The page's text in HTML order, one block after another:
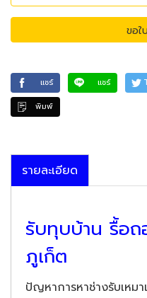
ขอใ
แชร์ แชร์
พิมพ์
รายละเอียด
รับทุบบ้าน รื้อ
ภูเก็ต
ปัญหาการหาช่างรับเหม